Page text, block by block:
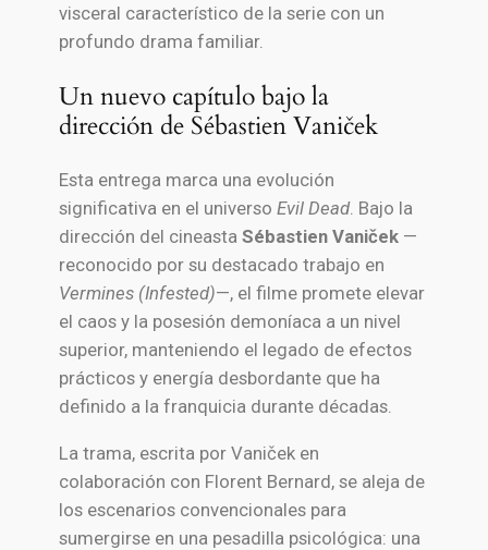
visceral característico de la serie con un
profundo drama familiar.
Un nuevo capítulo bajo la
dirección de Sébastien Vaniček
Esta entrega marca una evolución
significativa en el universo Evil Dead. Bajo la
dirección del cineasta Sébastien Vaniček—
reconocido por su destacado trabajo en
Vermines (Infested)—, el filme promete elevar
el caos y la posesión demoníaca a un nivel
superior, manteniendo el legado de efectos
prácticos y energía desbordante que ha
definido a la franquicia durante décadas.
La trama, escrita por Vaniček en
colaboración con Florent Bernard, se aleja de
los escenarios convencionales para
sumergirse en una pesadilla psicológica: una